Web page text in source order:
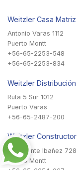
Weitzler Casa Matriz
Antonio Varas 1112
Puerto Montt
+56-65-2253-548
+56-65-2253-834
Weitzler Distribución
Ruta 5 Sur 1012
Puerto Varas
+56-65-2487-200
Weitzler Constructor
Presidente Ibañez 728
Puerto Montt